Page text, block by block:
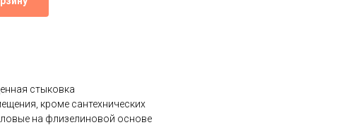
стыковка
кроме сантехнических
на флизелиновой основе